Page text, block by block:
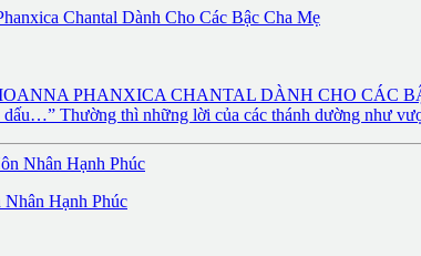
Chantal Dành Cho Các Bậc Cha Mẹ
PHANXICA CHANTAL DÀNH CHO CÁC BẬC
dấu…” Thường thì những lời của các thánh dường như
Hạnh Phúc